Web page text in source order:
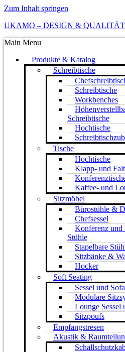
Zum Inhalt springen
UKAMO – DESIGN &
Main Menu
Produkte & Katalog
Schreibtische
Schreibtische
Workbenches
Schreibtische
Hochtische
Tische
Hochtische
Klapp- und
Kaffee- und
Sitzmöbel
Bürostühle &
Chefsessel
Konferenz und
Stühle
Stapelbare
Sitzbänke &
Hocker
Soft Seating
Sessel und
Modulare
Lounge Sessel
Sitzpoufs
Empfangstresen
Akustik &